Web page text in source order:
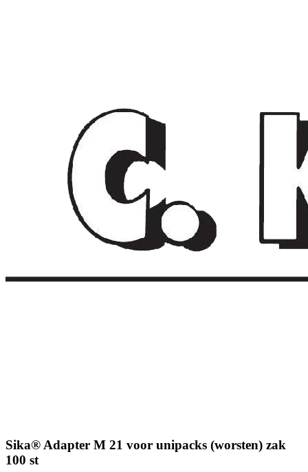
Sika® Adapter M 21 voor unipacks (worsten) zak
100 st